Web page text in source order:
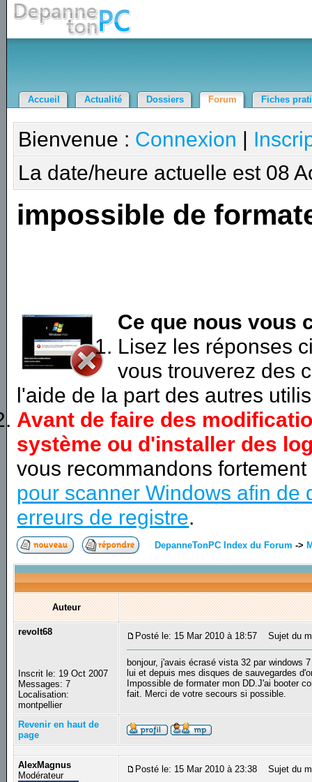
Accueil Actualité Dossiers Forum Fiches
Bienvenue : Connexion |
La date/heure actuelle est 08
impossible de
Ce que nous vous
Lisez les réponses
vous trouverez des
l'aide de la part des autres
Avant de faire des
système ou d'installer des
vous recommandons
pour scanner Windows afin de
erreurs de registre.
DepanneTonPC Index du Forum ->
Auteur
revolt68
Inscrit le: 19 Oct 2007
Messages: 7
Localisation:
montpellier
Posté le: 15 Mar 2010 à 18:57 Sujet du
bonjour, j'avais écrasé vista 32 par windows
lui et depuis mes disques de sauvegardes
Impossible de formater mon DD.J'ai booter
fait. Merci de votre secours si possible.
Revenir en haut de
page
AlexMagnus
Modérateur
Posté le: 15 Mar 2010 à 23:38 Sujet du